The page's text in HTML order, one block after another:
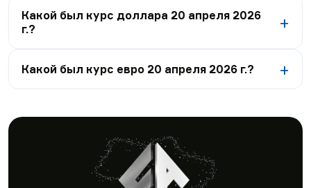
Какой был курс доллара 20 апреля 2026
г.?
Какой был курс евро 20 апреля 2026 г.?